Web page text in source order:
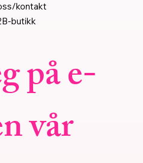
på e-
vår
kontakt
butikk